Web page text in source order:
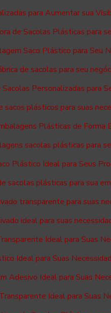
para Aumentar sua
de Sacolas Plásticas para
Saco Plástico para Seu
de sacolas para seu
Personalizadas para
sacos plásticos para suas
Plásticas de Forma
sacolas plásticas para
Plástico Ideal para Seus
sacolas plásticas para sua
transparente para suas
ideal para suas
Ideal para Suas
Ideal para Suas
Adesivo Ideal para Suas
Ideal para Suas